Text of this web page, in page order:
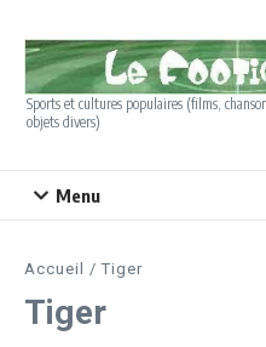
Sports et cultures populaires (films,
objets divers)
Menu
Accueil / Tiger
Tiger